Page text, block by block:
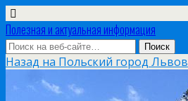
Полезная и актуальная информация
Назад на Польский город Львов